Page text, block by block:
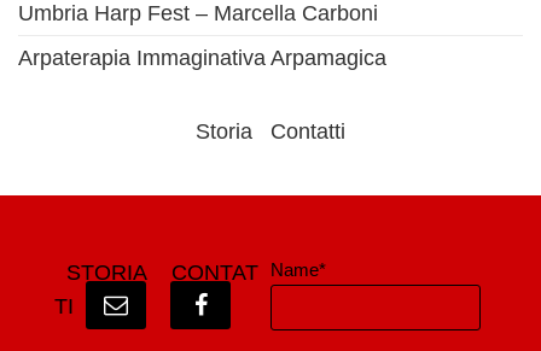
Umbria Harp Fest – Marcella Carboni
Arpaterapia Immaginativa Arpamagica
Storia Contatti
STORIA
CONTAT
TI
Name*